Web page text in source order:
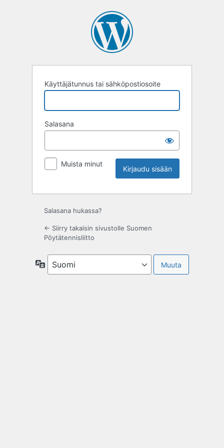
Käyttäjätunnus tai sähköpostiosoite
Salasana
Muista minut
Salasana hukassa?
← Siirry takaisin sivustolle Suomen
Pöytätennisliitto
Kieli